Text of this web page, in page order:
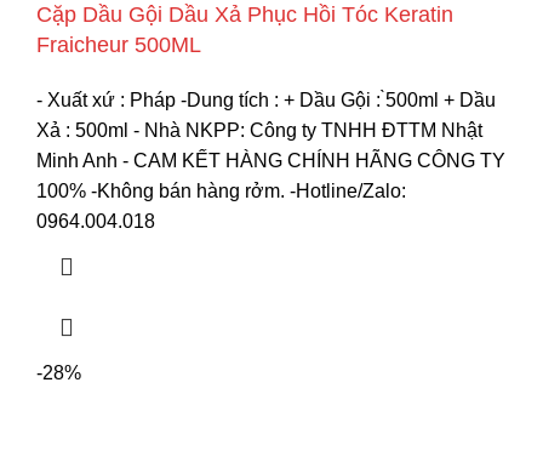
Cặp Dầu Gội Dầu Xả Phục Hồi Tóc Keratin
Fraicheur 500ML
- Xuất xứ : Pháp -Dung tích : + Dầu Gội : ̀500ml + Dầu
Xả : 500ml - Nhà NKPP: Công ty TNHH ĐTTM Nhật
Minh Anh - CAM KẾT HÀNG CHÍNH HÃNG CÔNG TY
100% -Không bán hàng rởm. -Hotline/Zalo:
0964.004.018
-28%